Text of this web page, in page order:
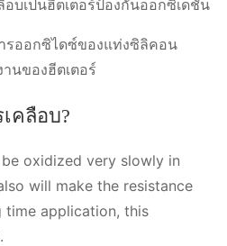
รทำความร้อนซิลิคอน
บเป็นฮีตเตอร์ป้องกันออกซิเดชัน
รออกซิไดซ์ของแท่งซิลิคอน
นของฮีตเตอร์
คลือบ?
oxidized very slowly in
will make the resistance
time application, this